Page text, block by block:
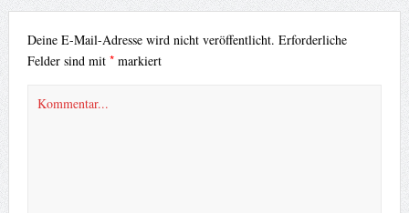
Deine E-Mail-Adresse wird nicht veröffentlicht. Erforderliche
Felder sind mit *markiert